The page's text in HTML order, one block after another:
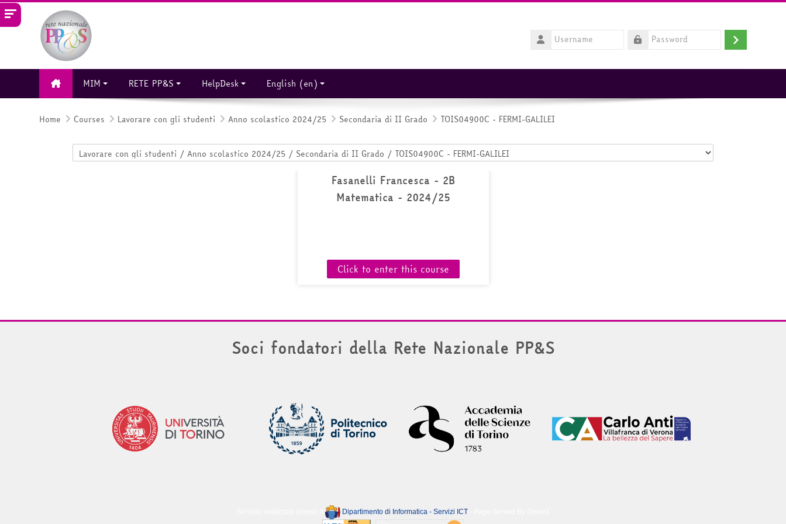
Skip to main content
Username
Log
in
MIM RETE PP&S HelpDesk English ‎(en)‎
Home Courses Lavorare con gli studenti Anno scolastico 2024/25 Secondaria di II Grado TOIS04900C - FERMI-GALILEI
Course categories
Fasanelli Francesca - 2B
Matematica - 2024/25
Click to enter this course
Soci fondatori della Rete Nazionale PP&S
Dipartimento di Informatica - Servizi ICT